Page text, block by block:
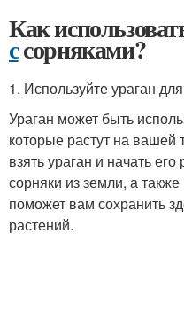
Как
ссорняками?
1. Используйте ураган
Ураган может быть
которые растут на
взять ураган и начать
сорняки из земли, а
поможет вам сохранить
растений.